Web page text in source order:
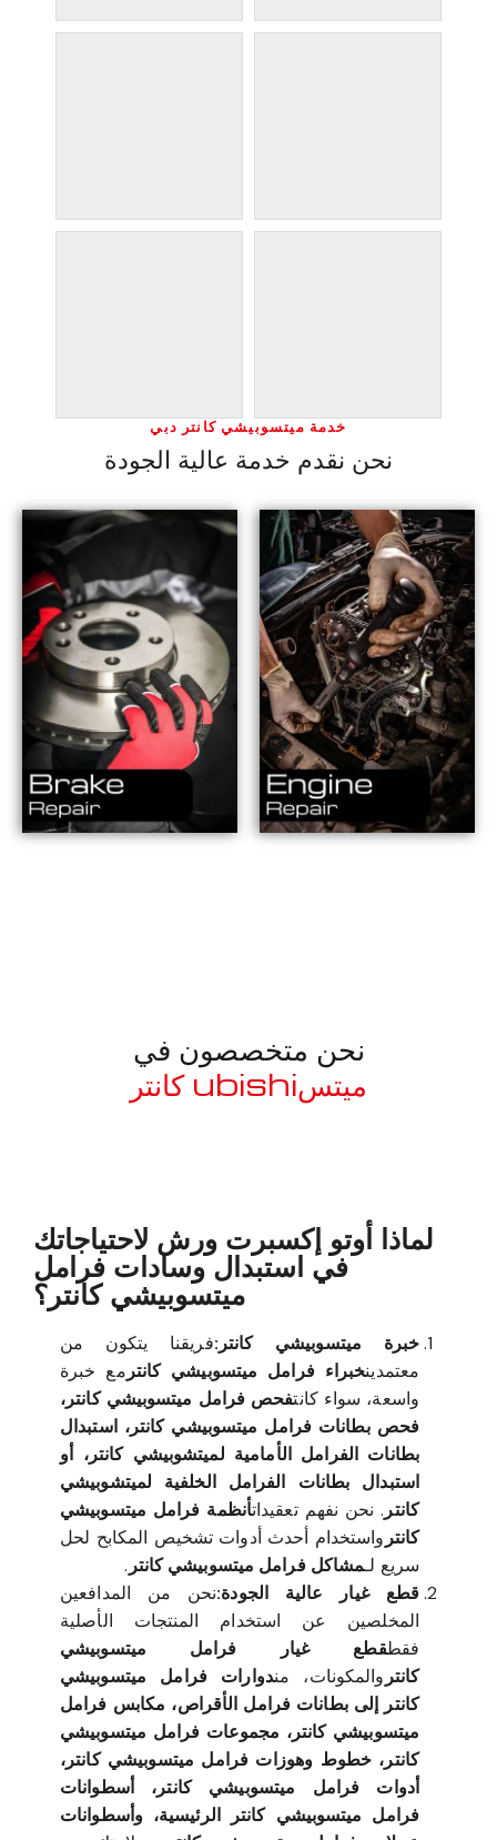
خدمة ميتسوبيشي كانتر دبي
نحن نقدم خدمة عالية الجودة
نحن متخصصون في
ميتسubishi كانتر
لماذا أوتو إكسبرت ورش لاحتياجاتك
في استبدال وسادات فرامل
ميتسوبيشي كانتر؟
خبرة ميتسوبيشي كانتر:فريقنا يتكون من
معتمدينخبراء فرامل ميتسوبيشي كانتر مع خبرة
واسعة، سواء كانتفحص فرامل ميتسوبيشي كانتر،
فحص بطانات فرامل ميتسوبيشي كانتر، استبدال
بطانات الفرامل الأمامية لميتشوبيشي كانتر، أو
استبدال بطانات الفرامل الخلفية لميتشوبيشي
كانتر . نحن نفهم تعقيداتأنظمة فرامل ميتسوبيشي
كانتر واستخدام أحدث أدوات تشخيص المكابح لحل
سريع لـمشاكل فرامل ميتسوبيشي كانتر .
قطع غيار عالية الجودة:نحن من المدافعين
المخلصين عن استخدام المنتجات الأصلية
فقطقطع غيار فرامل ميتسوبيشي
كانتر والمكونات، مندوارات فرامل ميتسوبيشي
كانتر إلى بطانات فرامل الأقراص، مكابس فرامل
ميتسوبيشي كانتر، مجموعات فرامل ميتسوبيشي
كانتر، خطوط وهوزات فرامل ميتسوبيشي كانتر،
أدوات فرامل ميتسوبيشي كانتر، أسطوانات
فرامل ميتسوبيشي كانتر الرئيسية، وأسطوانات